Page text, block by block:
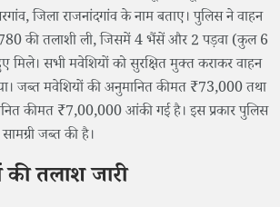
जिला राजनांदगांव के नाम बताए। पुलिस ने वाहन
की तलाशी ली, जिसमें 4 भैंसें और 2 पड़वा (कुल 6
मिले। सभी मवेशियों को सुरक्षित मुक्त कराकर वाहन
जब्त मवेशियों की अनुमानित कीमत ₹73,000 तथा
कीमत ₹7,00,000 आंकी गई है। इस प्रकार पुलिस
जब्त की है।
की तलाश जारी